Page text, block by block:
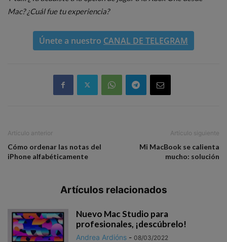
Mac? ¿Cuál fue tu experiencia?
Únete a nuestro CANAL DE TELEGRAM
Artículo anterior
Cómo ordenar las notas del
iPhone alfabéticamente
Artículo siguiente
Mi MacBook se calienta
mucho: solución
Artículos relacionados
Nuevo Mac Studio para
profesionales, ¡descúbrelo!
Andrea Ardións - 08/03/2022